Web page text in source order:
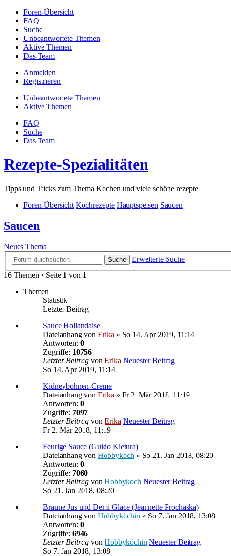
Foren-Übersicht
FAQ
Suche
Unbeantwortete Themen
Aktive Themen
Das Team
Anmelden
Registrieren
Unbeantwortete Themen
Aktive Themen
FAQ
Suche
Das Team
Rezepte-Spezialitäten
Tipps und Tricks zum Thema Kochen und viele schöne rezepte
Foren-Übersicht Kochrezepte Hauptspeisen Saucen
Saucen
Neues Thema
Suche
Erweiterte Suche
16 Themen • Seite 1 von 1
Themen
Statistik
Letzter Beitrag
Sauce Hollandaise
Dateianhang von Erika » So 14. Apr 2019, 11:14
Antworten: 0
Zugriffe: 10756
Letzter Beitrag von Erika Neuester Beitrag
So 14. Apr 2019, 11:14
Kidneybohnen-Creme
Dateianhang von Erika » Fr 2. Mär 2018, 11:19
Antworten: 0
Zugriffe: 7097
Letzter Beitrag von Erika Neuester Beitrag
Fr 2. Mär 2018, 11:19
Feurige Sauce (Guido Kietura)
Dateianhang von Hobbykoch » So 21. Jan 2018, 08:20
Antworten: 0
Zugriffe: 7060
Letzter Beitrag von Hobbykoch Neuester Beitrag
So 21. Jan 2018, 08:20
Braune Jus und Demi Glace (Jeannette Prochaska)
Dateianhang von Hobbyköchin » So 7. Jan 2018, 13:08
Antworten: 0
Zugriffe: 6946
Letzter Beitrag von Hobbyköchin Neuester Beitrag
So 7. Jan 2018, 13:08